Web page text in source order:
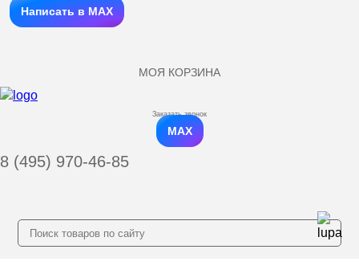
Написать в MAX
МОЯ КОРЗИНА
Заказать звонок
MAX
8 (495) 970-46-85